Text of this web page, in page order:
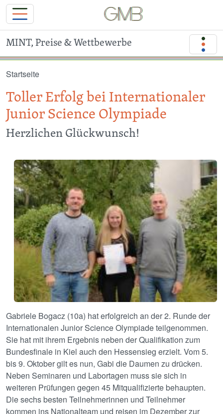
MINT, Preise & Wettbewerbe
Startseite
Toller Erfolg bei Internationaler
Junior Science Olympiade
Herzlichen Glückwunsch!
Image
Gabriele Bogacz (10a) hat erfolgreich an der 2. Runde der
Internationalen Junior Science Olympiade teilgenommen.
Sie hat mit ihrem Ergebnis neben der Qualifikation zum
Bundesfinale in Kiel auch den Hessensieg erzielt. Vom 5.
bis 9. Oktober gilt es nun, Gabi die Daumen zu drücken.
Neben Seminaren und Labortagen muss sie sich in
weiteren Prüfungen gegen 45 Mitqualifizierte behaupten.
Die sechs besten Teilnehmerinnen und Teilnehmer
kommen ins Nationalteam und reisen im Dezember zur